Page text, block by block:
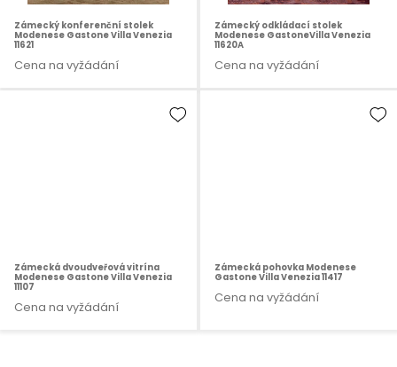
Zámecký konferenční stolek
Modenese Gastone Villa Venezia
11621
Cena na vyžádání
Zámecký odkládací stolek
Modenese GastoneVilla Venezia
11620A
Cena na vyžádání
Zámecká dvoudveřová vitrína
Modenese Gastone Villa Venezia
11107
Cena na vyžádání
Zámecká pohovka Modenese
Gastone Villa Venezia 11417
Cena na vyžádání